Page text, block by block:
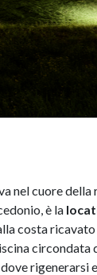
nel cuore della
è la
costa ricavato
circondata
rigenerarsi